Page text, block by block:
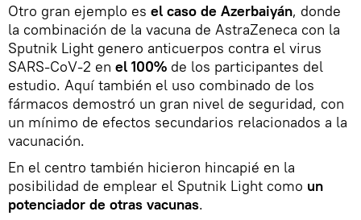
Otro gran ejemplo es el caso de Azerbaiyán, donde
la combinación de la vacuna de AstraZeneca con la
Sputnik Light genero anticuerpos contra el virus
SARS-CoV-2 en el 100% de los participantes del
estudio. Aquí también el uso combinado de los
fármacos demostró un gran nivel de seguridad, con
un mínimo de efectos secundarios relacionados a la
vacunación.
En el centro también hicieron hincapié en la
posibilidad de emplear el Sputnik Light como un
potenciador de otras vacunas.